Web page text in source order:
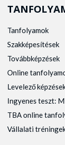
Tanfolyamok
Szakképesítések
Továbbképzések
Online
Levelező
Ingyenes teszt:
TBA online
Vállalati